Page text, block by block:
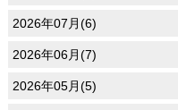
2026年07月(6)
2026年06月(7)
2026年05月(5)